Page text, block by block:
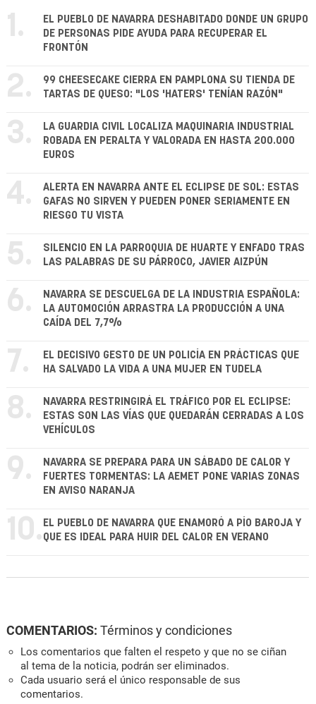
1.
EL PUEBLO DE NAVARRA DESHABITADO DONDE UN GRUPO
DE PERSONAS PIDE AYUDA PARA RECUPERAR EL
FRONTÓN
2.
99 CHEESECAKE CIERRA EN PAMPLONA SU TIENDA DE
TARTAS DE QUESO: "LOS 'HATERS' TENÍAN RAZÓN"
3.
LA GUARDIA CIVIL LOCALIZA MAQUINARIA INDUSTRIAL
ROBADA EN PERALTA Y VALORADA EN HASTA 200.000
EUROS
4.
ALERTA EN NAVARRA ANTE EL ECLIPSE DE SOL: ESTAS
GAFAS NO SIRVEN Y PUEDEN PONER SERIAMENTE EN
RIESGO TU VISTA
5.
SILENCIO EN LA PARROQUIA DE HUARTE Y ENFADO TRAS
LAS PALABRAS DE SU PÁRROCO, JAVIER AIZPÚN
6.
NAVARRA SE DESCUELGA DE LA INDUSTRIA ESPAÑOLA:
LA AUTOMOCIÓN ARRASTRA LA PRODUCCIÓN A UNA
CAÍDA DEL 7,7%
7.
EL DECISIVO GESTO DE UN POLICÍA EN PRÁCTICAS QUE
HA SALVADO LA VIDA A UNA MUJER EN TUDELA
8.
NAVARRA RESTRINGIRÁ EL TRÁFICO POR EL ECLIPSE:
ESTAS SON LAS VÍAS QUE QUEDARÁN CERRADAS A LOS
VEHÍCULOS
9.
NAVARRA SE PREPARA PARA UN SÁBADO DE CALOR Y
FUERTES TORMENTAS: LA AEMET PONE VARIAS ZONAS
EN AVISO NARANJA
10. EL PUEBLO DE NAVARRA QUE ENAMORÓ A PÍO BAROJA Y
QUE ES IDEAL PARA HUIR DEL CALOR EN VERANO
COMENTARIOS: Términos y condiciones
Los comentarios que falten el respeto y que no se ciñan
al tema de la noticia, podrán ser eliminados.
Cada usuario será el único responsable de sus
comentarios.